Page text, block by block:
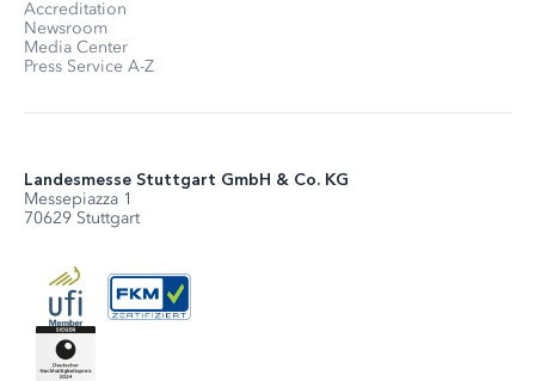
Accreditation
Newsroom
Media Center
Press Service A-Z
Landesmesse Stuttgart GmbH & Co. KG
Messepiazza 1
70629 Stuttgart